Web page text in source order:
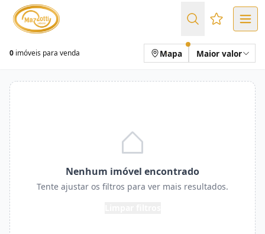
Favoritos
0 imóveis para venda Mapa Maior valor
Nenhum imóvel encontrado
Tente ajustar os filtros para ver mais resultados.